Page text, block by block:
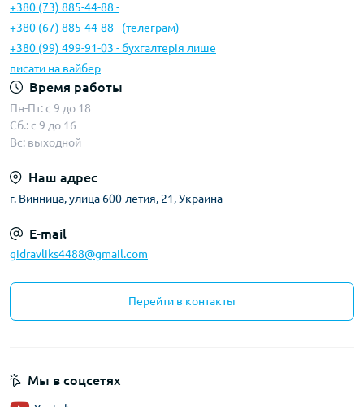
+380 (73) 885-44-88 -
+380 (67) 885-44-88 - (телеграм)
+380 (99) 499-91-03 - бухгалтерія лише
писати на вайбер
Время работы
Пн-Пт: с 9 до 18
Сб.: с 9 до 16
Вс: выходной
Наш адрес
г. Винница, улица 600-летия, 21, Украина
E-mail
gidravliks4488@gmail.com
Перейти в контакты
Мы в соцсетях